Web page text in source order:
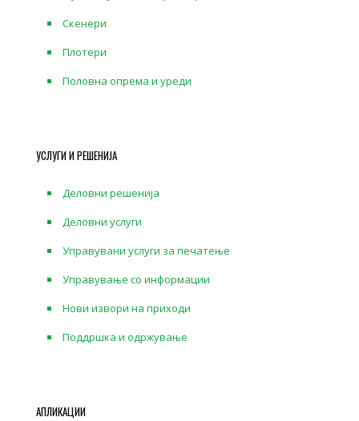
Скенери
Плотери
Половна опрема и уреди
УСЛУГИ И РЕШЕНИЈА
Деловни решенија
Деловни услуги
Управувани услуги за печатење
Управување со информации
Нови извори на приходи
Поддршка и одржување
АПЛИКАЦИИ